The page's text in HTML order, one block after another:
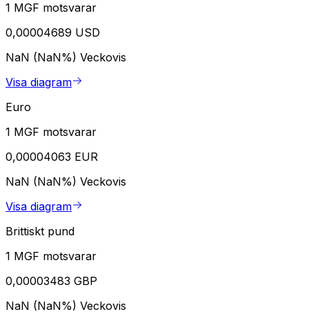
1 MGF motsvarar
0,00004689 USD
NaN (NaN%) Veckovis
Visa diagram
Euro
1 MGF motsvarar
0,00004063 EUR
NaN (NaN%) Veckovis
Visa diagram
Brittiskt pund
1 MGF motsvarar
0,00003483 GBP
NaN (NaN%) Veckovis